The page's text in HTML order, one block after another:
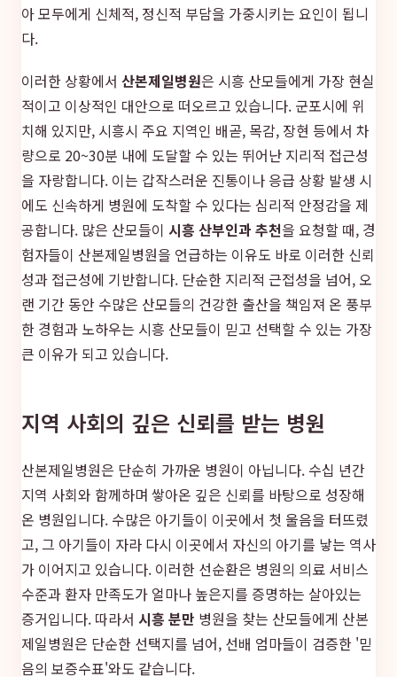
아 모두에게 신체적, 정신적 부담을 가중시키는 요인이 됩니
다.
이러한 상황에서 산본제일병원은 시흥 산모들에게 가장 현실
적이고 이상적인 대안으로 떠오르고 있습니다. 군포시에 위
치해 있지만, 시흥시 주요 지역인 배곧, 목감, 장현 등에서 차
량으로 20~30분 내에 도달할 수 있는 뛰어난 지리적 접근성
을 자랑합니다. 이는 갑작스러운 진통이나 응급 상황 발생 시
에도 신속하게 병원에 도착할 수 있다는 심리적 안정감을 제
공합니다. 많은 산모들이 시흥 산부인과 추천을 요청할 때, 경
험자들이 산본제일병원을 언급하는 이유도 바로 이러한 신뢰
성과 접근성에 기반합니다. 단순한 지리적 근접성을 넘어, 오
랜 기간 동안 수많은 산모들의 건강한 출산을 책임져 온 풍부
한 경험과 노하우는 시흥 산모들이 믿고 선택할 수 있는 가장
큰 이유가 되고 있습니다.
지역 사회의 깊은 신뢰를 받는 병원
산본제일병원은 단순히 가까운 병원이 아닙니다. 수십 년간
지역 사회와 함께하며 쌓아온 깊은 신뢰를 바탕으로 성장해
온 병원입니다. 수많은 아기들이 이곳에서 첫 울음을 터뜨렸
고, 그 아기들이 자라 다시 이곳에서 자신의 아기를 낳는 역사
가 이어지고 있습니다. 이러한 선순환은 병원의 의료 서비스
수준과 환자 만족도가 얼마나 높은지를 증명하는 살아있는
증거입니다. 따라서 시흥 분만 병원을 찾는 산모들에게 산본
제일병원은 단순한 선택지를 넘어, 선배 엄마들이 검증한 '믿
음의 보증수표'와도 같습니다.